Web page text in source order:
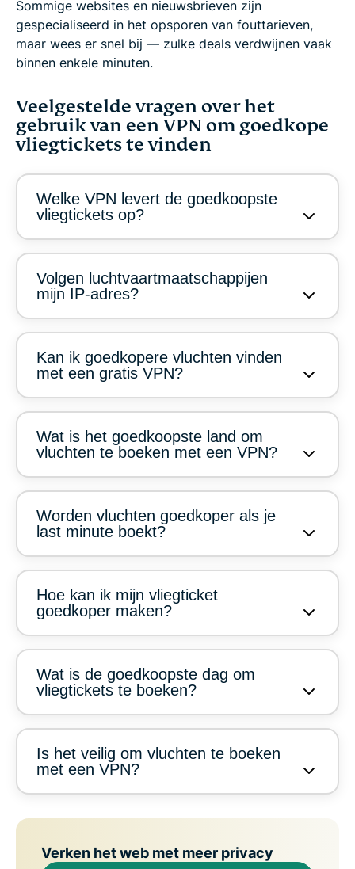
Sommige websites en nieuwsbrieven zijn
gespecialiseerd in het opsporen van fouttarieven,
maar wees er snel bij — zulke deals verdwijnen vaak
binnen enkele minuten.
Veelgestelde vragen over het
gebruik van een VPN om goedkope
vliegtickets te vinden
Welke VPN levert de goedkoopste
vliegtickets op?
Volgen luchtvaartmaatschappijen
mijn IP-adres?
Kan ik goedkopere vluchten vinden
met een gratis VPN?
Wat is het goedkoopste land om
vluchten te boeken met een VPN?
Worden vluchten goedkoper als je
last minute boekt?
Hoe kan ik mijn vliegticket
goedkoper maken?
Wat is de goedkoopste dag om
vliegtickets te boeken?
Is het veilig om vluchten te boeken
met een VPN?
Verken het web met meer privacy